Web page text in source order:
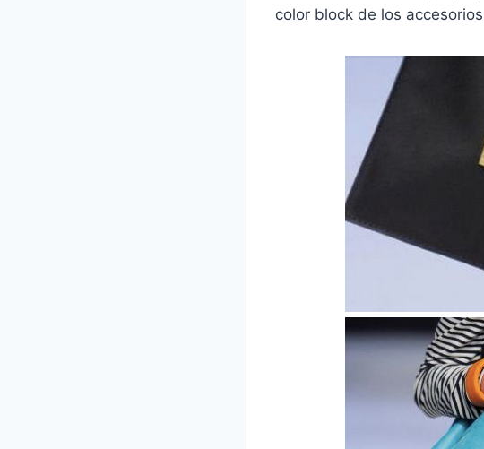
color block de los